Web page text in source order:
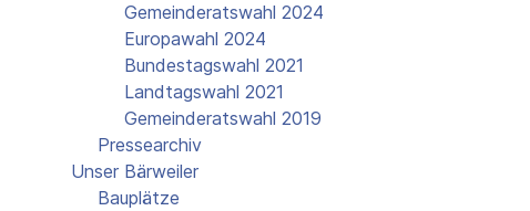
Gemeinderatswahl 2024
Europawahl 2024
Bundestagswahl 2021
Landtagswahl 2021
Gemeinderatswahl 2019
Pressearchiv
Unser Bärweiler
Bauplätze